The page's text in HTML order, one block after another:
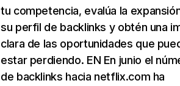
tu competencia, evalúa la
su perfil de backlinks y obtén una
clara de las oportunidades que
estar perdiendo. EN En junio el
de backlinks hacia netflix.com ha